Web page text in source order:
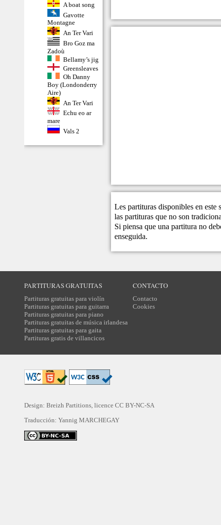
A boat song
Gavotte
Montagne
An Ter Vari
Bro Goz ma
Zadoù
Bellamy’s jig
Greensleaves
Oh Danny
Boy (Londonderry
Aire)
An Ter Vari
Echu eo ar
mare
Vals 2
Les partituras disponibles en este
las partituras que no son
Si piensa que una partitura no
enseguida.
PARTITURAS GRATUITAS
Partituras gratuitas para violín
Partituras gratuitas para guitarra
Partituras gratuitas para piano
Partituras gratuitas de música irlandesa
Partituras gratuitas para gaita
Partituras gratis de villancicos
CONTACTO
Contacto
Cookies
Design: Breizh Partitions, licence CC BY-NC-SA
Traducción: Yannig MARCHEGAY